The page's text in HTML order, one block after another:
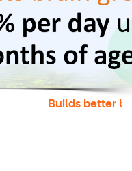
Builds better